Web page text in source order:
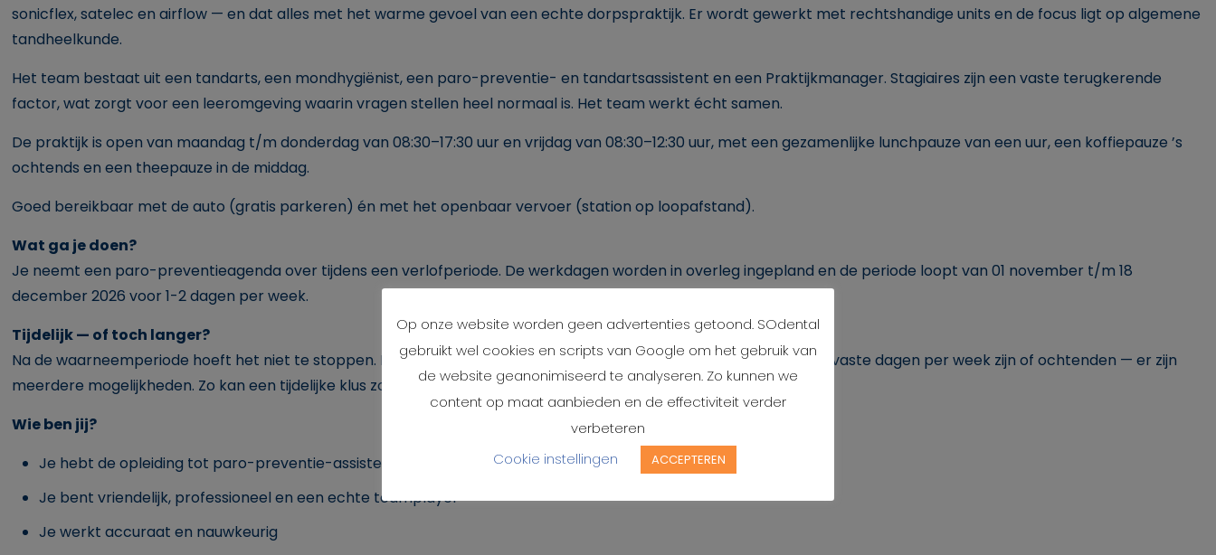
sonicflex, satelec en airflow — en dat alles met het warme gevoel van een echte dorpspraktijk. Er wordt gewerkt met rechtshandige units en de focus ligt op algemene
tandheelkunde.
Het team bestaat uit een tandarts, een mondhygiënist, een paro-preventie- en tandartsassistent en een Praktijkmanager. Stagiaires zijn een vaste terugkerende
factor, wat zorgt voor een leeromgeving waarin vragen stellen heel normaal is. Het team werkt écht samen.
De praktijk is open van maandag t/m donderdag van 08:30–17:30 uur en vrijdag van 08:30–12:30 uur, met een gezamenlijke lunchpauze van een uur, een koffiepauze ’s
ochtends en een theepauze in de middag.
Goed bereikbaar met de auto (gratis parkeren) én met het openbaar vervoer (station op loopafstand).
Wat ga je doen?
Je neemt een paro-preventieagenda over tijdens een verlofperiode. De werkdagen worden in overleg ingepland en de periode loopt van 01 november t/m 18
december 2026 voor 1-2 dagen per week.
Tijdelijk — of toch langer?
Na de waarneemperiode hoeft het niet te stoppen. De praktijk staat open voor een parttime vervolg. Of dat nu 1-2 vaste dagen per week zijn of ochtenden — er zijn
meerdere mogelijkheden. Zo kan een tijdelijke klus zomaar uitgroeien tot iets moois.
Wie ben jij?
Je hebt de opleiding tot paro-preventie-assistent afgerond
Je bent vriendelijk, professioneel en een echte teamplayer
Je werkt accuraat en nauwkeurig
Op onze website worden geen advertenties getoond. SOdental
gebruikt wel cookies en scripts van Google om het gebruik van
de website geanonimiseerd te analyseren. Zo kunnen we
content op maat aanbieden en de effectiviteit verder
verbeteren
Cookie instellingen
ACCEPTEREN